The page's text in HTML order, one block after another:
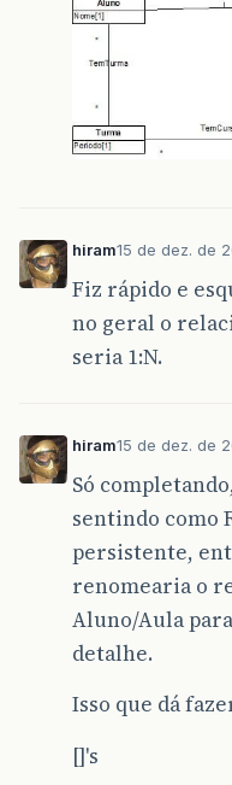
hiram15 de dez. de
Fiz rápido e
no geral o
seria 1:N.
hiram15 de dez. de
Só
sentindo como
persistente,
renomearia o
Aluno/Aula
detalhe.
Isso que dá
[]'s